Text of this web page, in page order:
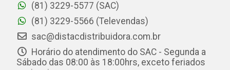
(81) 3229-5577 (SAC)
(81) 3229-5566 (Televendas)
sac@distacdistribuidora.com.br
Horário do atendimento do SAC - Segunda a
Sábado das 08:00 às 18:00hrs, exceto feriados